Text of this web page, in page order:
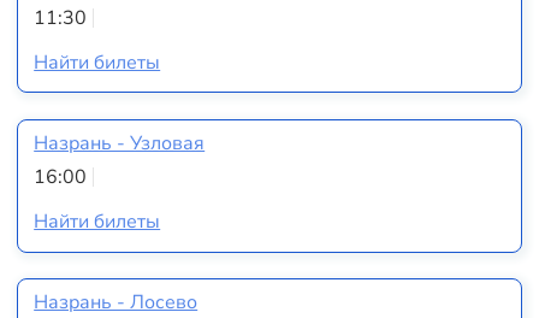
11:30
Найти билеты
Назрань - Узловая
16:00
Найти билеты
Назрань - Лосево